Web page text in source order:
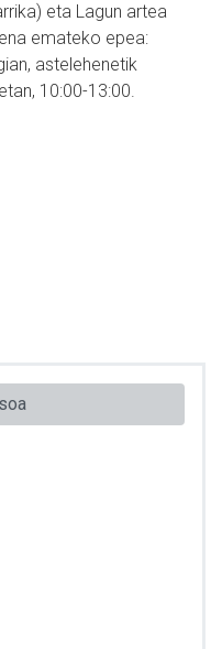
eta Lagun artea
emateko epea:
astelehenetik
10:00-13:00.